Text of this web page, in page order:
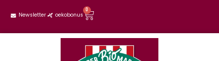
Newsletter oekobonus
0